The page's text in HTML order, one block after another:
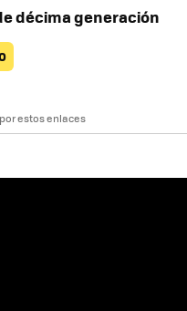
décima generación
estos enlaces